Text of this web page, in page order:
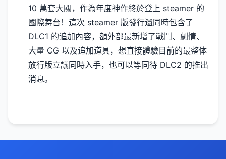
10 萬套大關，作為年度神作終於登上 steamer 的
國際舞台！這次 steamer 版發行還同時包含了
DLC1 的追加內容，額外部最新增了戰鬥、劇情、
大量 CG 以及追加道具，想直接體驗目前的最整体
放行版立議同時入手，也可以等同待 DLC2 的推出
消息。